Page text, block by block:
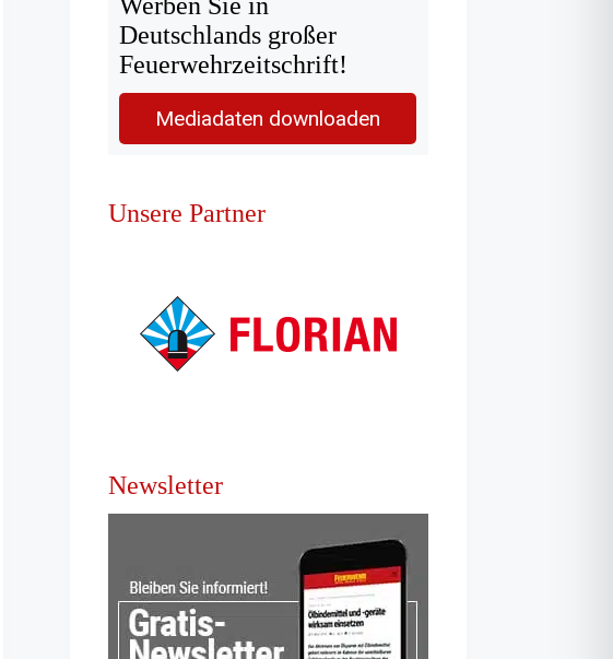
Deutschlands großer
Feuerwehrzeitschrift!
Mediadaten downloaden
Unsere Partner
Newsletter